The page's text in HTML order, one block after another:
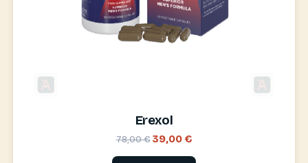
Erexol
78,00 €39,00 €